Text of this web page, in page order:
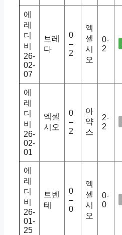
에
레
디
비
26-
02-
07
브레
다
0
–
2
엑
셀
시
오
0-
2
에
레
디
비
26-
02-
01
엑셀
시오
0
–
2
아
약
스
2-
2
에
레
디
비
26-
01-
25
트벤
테
0
–
0
엑
셀
시
오
0-
0